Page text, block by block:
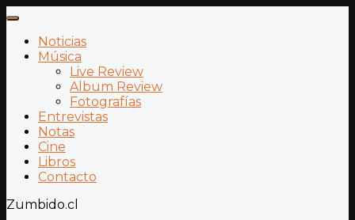
Noticias
Música
Live Review
Album Review
Fotografías
Entrevistas
Notas
Cine
Libros
Contacto
Zumbido.cl